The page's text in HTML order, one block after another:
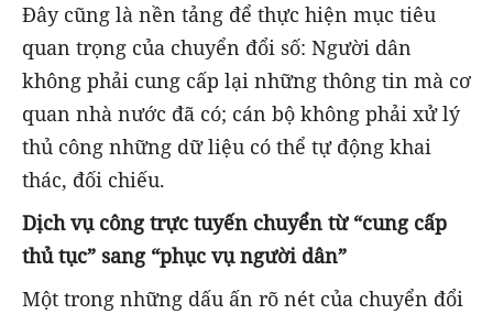
Đây cũng là nền tảng để thực hiện mục tiêu
quan trọng của chuyển đổi số: Người dân
không phải cung cấp lại những thông tin mà cơ
quan nhà nước đã có; cán bộ không phải xử lý
thủ công những dữ liệu có thể tự động khai
thác, đối chiếu.
Dịch vụ công trực tuyến chuyển từ “cung cấp
thủ tục” sang “phục vụ người dân”
Một trong những dấu ấn rõ nét của chuyển đổi